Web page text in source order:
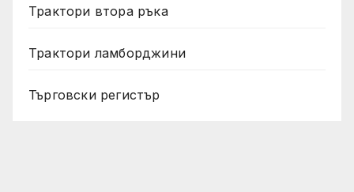
Трактори втора ръка
Трактори ламборджини
Търговски регистър